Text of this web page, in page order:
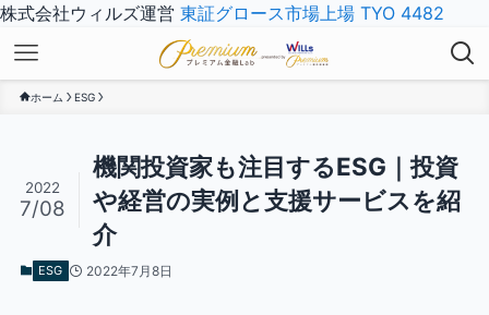
株式会社ウィルズ運営 東証グロース市場上場 TYO 4482
ホーム ESG
機関投資家も注目するESG｜投資
や経営の実例と支援サービスを紹
介
2022
7/08
ESG 2022年7月8日